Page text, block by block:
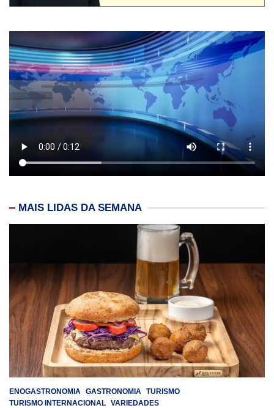
MAIS LIDAS DA SEMANA
ENOGASTRONOMIA GASTRONOMIA
TURISMO
TURISMO INTERNACIONAL VARIEDADES